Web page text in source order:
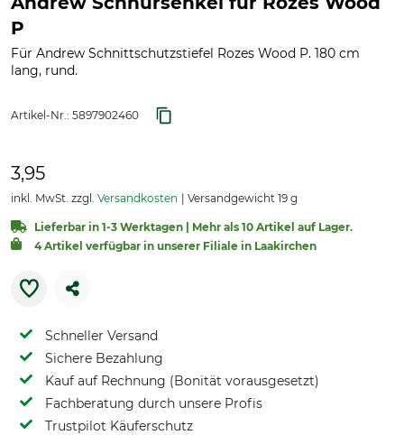
P
Für Andrew Schnittschutzstiefel Rozes Wood P. 180 cm
lang, rund.
Artikel-Nr.: 5897902460
3,95
inkl. MwSt. zzgl. Versandkosten Versandgewicht 19 g
Lieferbar in 1-3 Werktagen | Mehr als 10 Artikel auf Lager.
4 Artikel verfügbar in unserer Filiale in Laakirchen
Schneller Versand
Sichere Bezahlung
Kauf auf Rechnung (Bonität vorausgesetzt)
Fachberatung durch unsere Profis
Trustpilot Käuferschutz